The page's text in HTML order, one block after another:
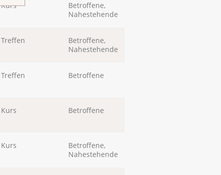
Kurs
Betroffene,
Nahestehende
Treffen
Betroffene,
Nahestehende
Treffen Betroffene
Kurs Betroffene
Kurs
Betroffene,
Nahestehende